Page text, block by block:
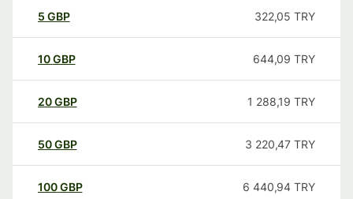
5 GBP 322,05 TRY
10GBP 644,09 TRY
20GBP 1 288,19 TRY
50GBP 3 220,47 TRY
100GBP 6 440,94 TRY